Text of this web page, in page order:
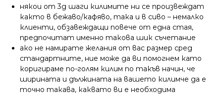
някои от 3д шаги килимите ни се произвеждат
както в бежаво/кафяво, така и в сиво – немалко
клиенти, обзавеждащи повече от една стая,
предпочитат именно такова шик съчетание
ако не намирате желания от вас размер сред
стандартните, ние може да ви помогнем като
коригираме по-голям килим по такъв начин, че
ширината и дължината на вашето килимче да е
точно такава, каквато ви е необходима